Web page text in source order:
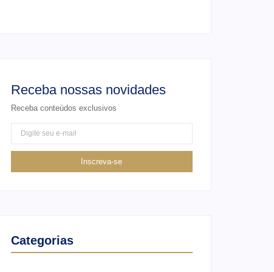
Receba nossas novidades
Receba conteúdos exclusivos
Inscreva-se
Categorias